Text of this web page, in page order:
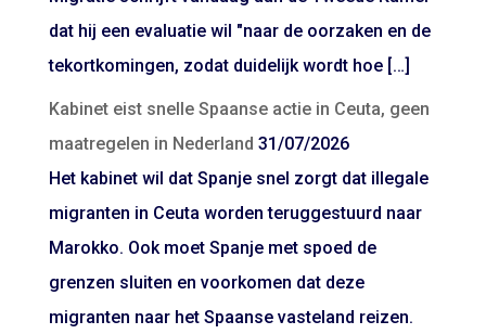
dat hij een evaluatie wil "naar de oorzaken en de
tekortkomingen, zodat duidelijk wordt hoe […]
Kabinet eist snelle Spaanse actie in Ceuta, geen
maatregelen in Nederland 31/07/2026
Het kabinet wil dat Spanje snel zorgt dat illegale
migranten in Ceuta worden teruggestuurd naar
Marokko. Ook moet Spanje met spoed de
grenzen sluiten en voorkomen dat deze
migranten naar het Spaanse vasteland reizen.